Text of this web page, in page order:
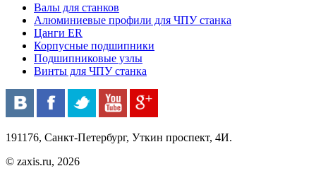
Валы для станков
Алюминиевые профили для ЧПУ станка
Цанги ER
Корпусные подшипники
Подшипниковые узлы
Винты для ЧПУ станка
191176, Санкт-Петербург, Уткин проспект, 4И.
© zaxis.ru, 2026